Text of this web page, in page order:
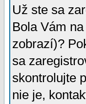
Už ste sa
Bola Vám
zobrazí)?
sa
skontrolujte
nie je,